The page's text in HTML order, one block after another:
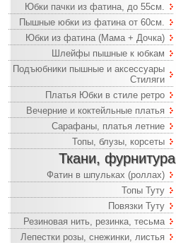
Юбки пачки из фатина, до 55см.
Пышные юбки из фатина от 60см.
Юбки из фатина (Мама + Дочка)
Шлейфы пышные к юбкам
Подъюбники пышные и аксессуары
Стиляги
Платья Юбки в стиле ретро
Вечерние и коктейльные платья
Сарафаны, платья летние
Топы, блузы, корсеты
Ткани, фурнитура
Фатин в шпульках (роллах)
Топы Туту
Повязки Туту
Резиновая нить, резинка, тесьма
Лепестки розы, снежинки, листья